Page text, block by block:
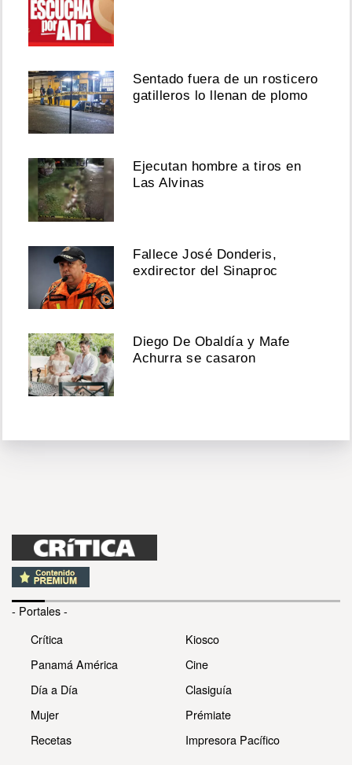
Sentado fuera de un rosticero
gatilleros lo llenan de plomo
Ejecutan hombre a tiros en
Las Alvinas
Fallece José Donderis,
exdirector del Sinaproc
Diego De Obaldía y Mafe
Achurra se casaron
- Portales -
Crítica
Panamá América
Día a Día
Mujer
Recetas
Kiosco
Cine
Clasiguía
Prémiate
Impresora Pacífico